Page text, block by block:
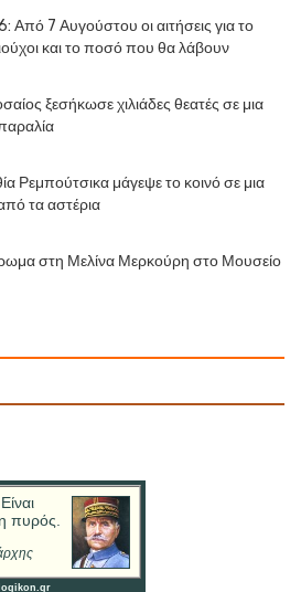
Από 7 Αυγούστου οι αιτήσεις για το
και το ποσό που θα λάβουν
ξεσήκωσε χιλιάδες θεατές σε μια
Ρεμπούτσικα μάγεψε το κοινό σε μια
τα αστέρια
στη Μελίνα Μερκούρη στο Μουσείο